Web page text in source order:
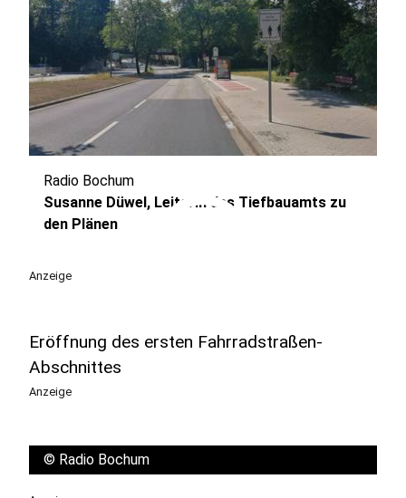
play_circle
Radio Bochum
Susanne Düwel, Leiterin des Tiefbauamts zu
den Plänen
Anzeige
Eröffnung des ersten Fahrradstraßen-
Abschnittes
Anzeige
© Radio Bochum